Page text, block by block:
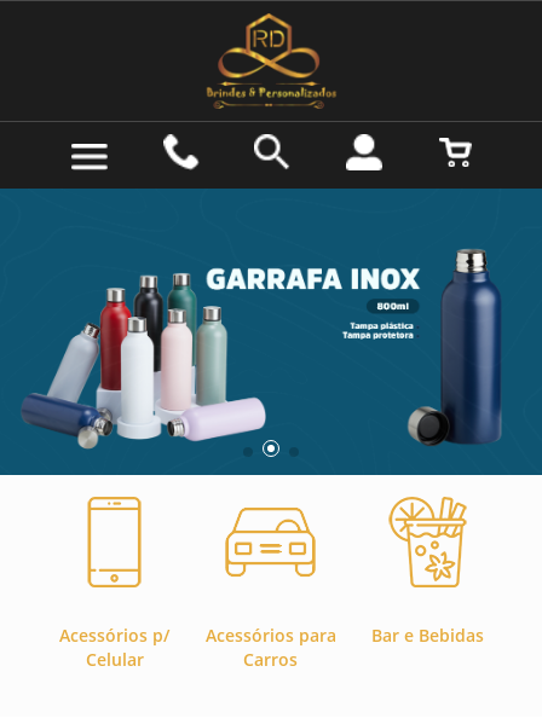
Acessórios p/
Celular
Acessórios para
Carros
Bar e Bebidas